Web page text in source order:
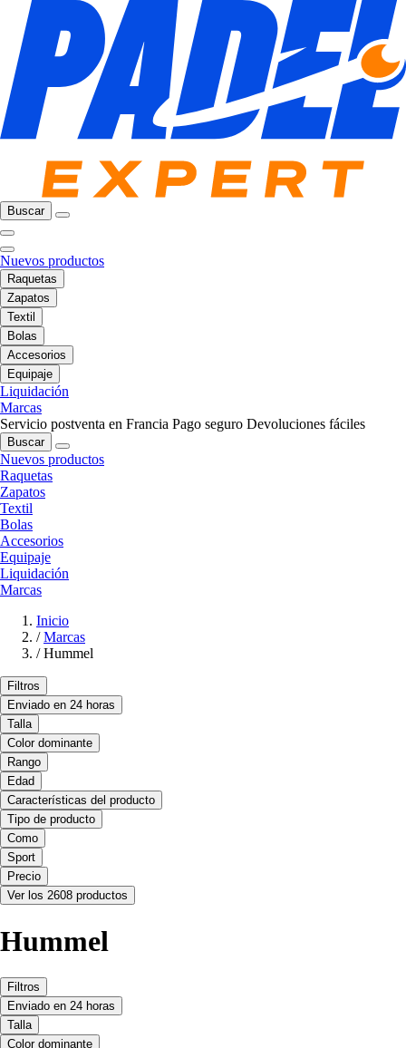
Buscar
Nuevos productos
Raquetas
Zapatos
Textil
Bolas
Accesorios
Equipaje
Liquidación
Marcas
Servicio postventa en Francia Pago seguro Devoluciones fáciles
Buscar
Nuevos productos
Raquetas
Zapatos
Textil
Bolas
Accesorios
Equipaje
Liquidación
Marcas
Inicio
/ Marcas
/ Hummel
Filtros
Enviado en 24 horas
Talla
Color dominante
Rango
Edad
Características del producto
Tipo de producto
Como
Sport
Precio
Ver los 2608 productos
Hummel
Filtros
Enviado en 24 horas
Talla
Color dominante